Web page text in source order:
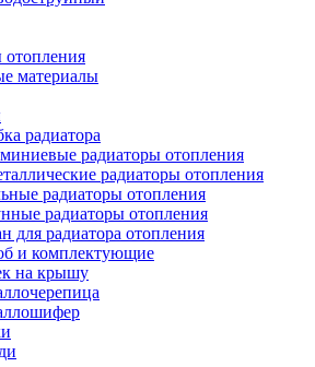
отопления
материалы
радиатора
радиаторы отопления
радиаторы отопления
радиаторы отопления
радиаторы отопления
для радиатора отопления
и комплектующие
на крышу